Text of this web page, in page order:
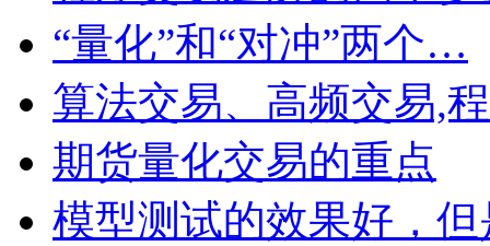
“量化”和“对冲”两个…
算法交易、高频交易,
期货量化交易的重点
模型测试的效果好，